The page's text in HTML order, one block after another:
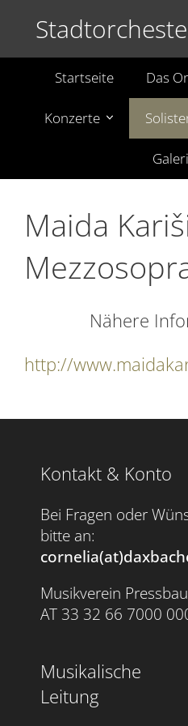
Startseite Das
Konzerte
Maida
Nähere
http://
Kontakt & Konto
Bei Fragen oder
bitte an:
Musikverein
AT 33 32 66 7000
Musikalische
Leitung